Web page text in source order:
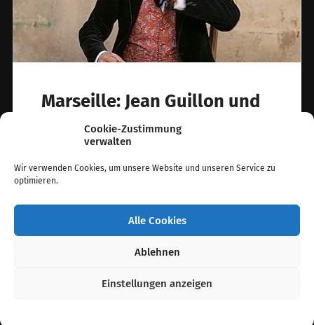
Cookie-Zustimmung
verwalten
Wir verwenden Cookies, um unsere Website und unseren Service zu
optimieren.
Alle Cookies
Ablehnen
Einstellungen anzeigen
Marseille: Jean Guillon und
das fliegende Theater
Es ist eine Geschichte, wie aus einem
französischem Spielfilm. Jean Guillon ist
Geschichtenerzähler. Der Künstler aus
2. Mai 2020